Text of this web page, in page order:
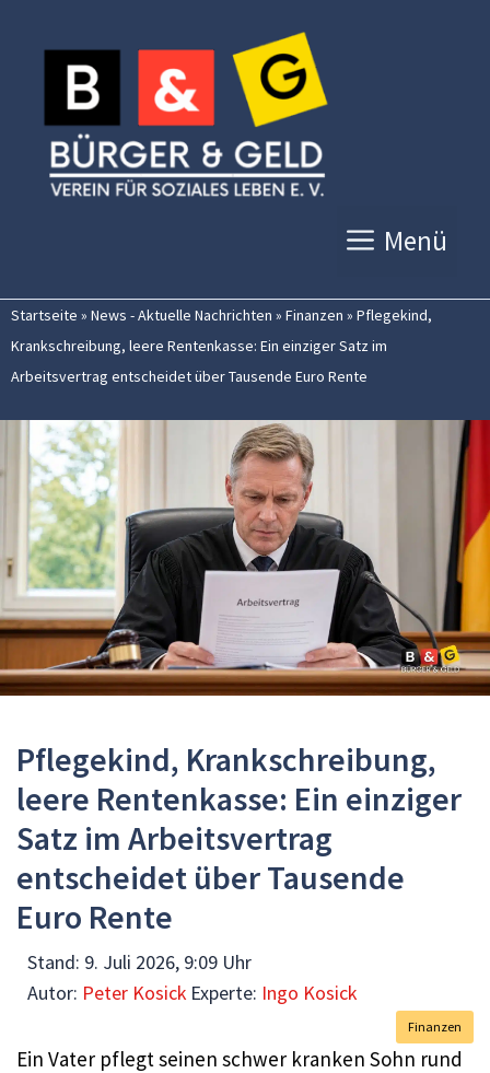
Inhalt
springen
Menü
Startseite » News - Aktuelle Nachrichten » Finanzen » Pflegekind,
Krankschreibung, leere Rentenkasse: Ein einziger Satz im
Arbeitsvertrag entscheidet über Tausende Euro Rente
Pflegekind, Krankschreibung,
leere Rentenkasse: Ein einziger
Satz im Arbeitsvertrag
entscheidet über Tausende
Euro Rente
Stand: 9. Juli 2026, 9:09 Uhr
Autor: Peter Kosick Experte: Ingo Kosick
Finanzen
Ein Vater pflegt seinen schwer kranken Sohn rund